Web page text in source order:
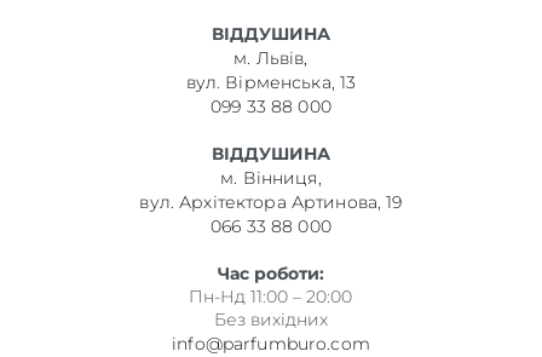
ВІДДУШИНА
м. Львів,
вул. Вірменська, 13
099 33 88 000
ВІДДУШИНА
м. Вінниця,
вул. Архітектора Артинова, 19
066 33 88 000
Час роботи:
Пн-Нд 11:00 – 20:00
Без вихідних
info@parfumburo.com